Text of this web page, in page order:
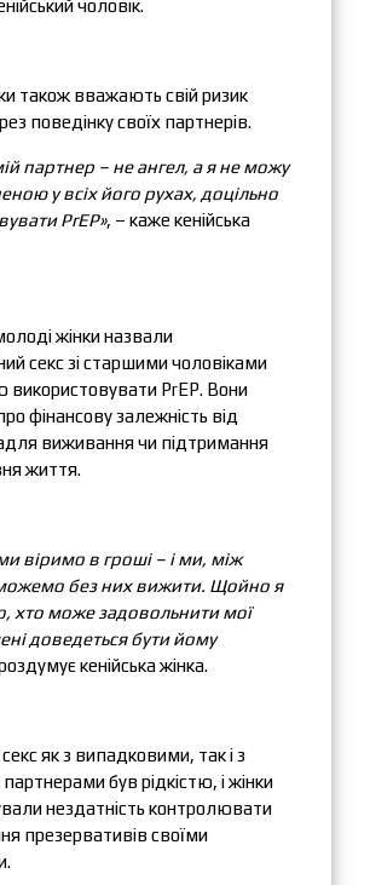
чоловік.
також вважають свій ризик
поведінку своїх партнерів.
партнер – не ангел, а я не можу
у всіх його рухах, доцільно
PrEP», – каже кенійська
жінки назвали
секс зі старшими чоловіками
використовувати PrEP. Вони
фінансову залежність від
виживання чи підтримання
життя.
віримо в гроші – і ми, між
без нихвижити. Щойно я
хто може задовольнити мої
доведеться бути йому
кенійська жінка.
як з випадковими, так і з
був рідкістю, і жінки
нездатність контролювати
презервативів своїми